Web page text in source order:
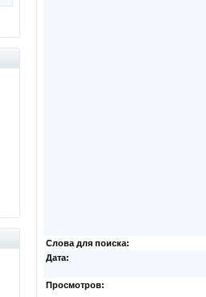
Слова для поиска:
Дата:
Просмотров: